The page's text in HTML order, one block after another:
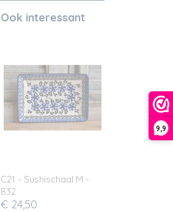
9,9
Ook interessant
C21 - Sushischaal M -
832
€ 24,50